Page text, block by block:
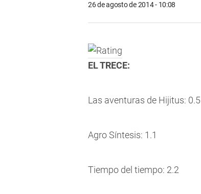
26 de agosto de 2014 - 10:08
EL TRECE:
Las aventuras de Hijitus: 0.5
Agro Síntesis: 1.1
Tiempo del tiempo: 2.2